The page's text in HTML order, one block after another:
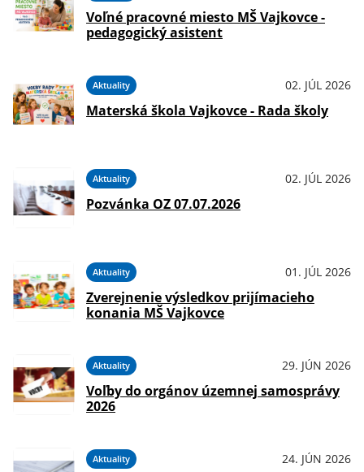
Voľné pracovné miesto MŠ Vajkovce -
pedagogický asistent
Aktuality 02. JÚL 2026
Materská škola Vajkovce - Rada školy
Aktuality 02. JÚL 2026
Pozvánka OZ 07.07.2026
Aktuality 01. JÚL 2026
Zverejnenie výsledkov prijímacieho
konania MŠ Vajkovce
Aktuality 29. JÚN 2026
Voľby do orgánov územnej samosprávy
2026
Aktuality 24. JÚN 2026